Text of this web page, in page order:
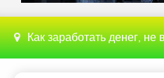
Как заработать денег, не выходя из